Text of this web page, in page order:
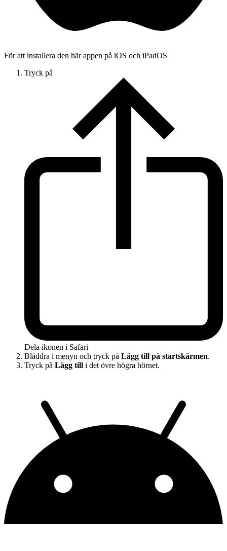
För att installera den här appen på iOS och iPadOS
Tryck på
Dela ikonen i Safari
Bläddra i menyn och tryck på Lägg till på startskärmen.
Tryck på Lägg till i det övre högra hörnet.